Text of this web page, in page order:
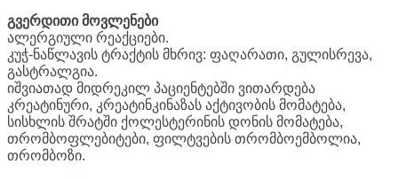
გვერდითი მოვლენები
ალერგიული რეაქციები.
კუჭ-ნაწლავის ტრაქტის მხრივ: ფაღარათი, გულისრევა,
გასტრალგია.
იშვიათად მიდრეკილ პაციენტებში ვითარდება
კრეატინური, კრეატინკინაზას აქტივობის მომატება,
სისხლის შრატში ქოლესტერინის დონის მომატება,
თრომბოფლებიტები, ფილტვების თრომბოემბოლია,
თრომბოზი.